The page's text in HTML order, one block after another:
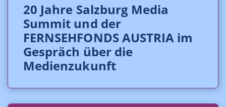
20 Jahre Salzburg Media
Summit und der
FERNSEHFONDS AUSTRIA im
Gespräch über die
Medienzukunft